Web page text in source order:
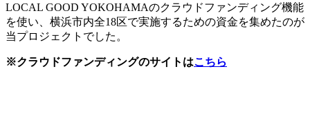
LOCAL GOOD YOKOHAMAのクラウドファンディング機能
を使い、横浜市内全18区で実施するための資金を集めたのが
当プロジェクトでした。
※クラウドファンディングのサイトはこちら